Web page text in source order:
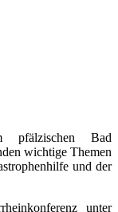
pfälzischen Bad
wichtige Themen
und der
unter